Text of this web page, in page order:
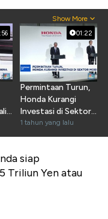
Show More
01:22
Permintaan Turun,
Honda Kurangi
Investasi di Sektor
Mobil Listrik
1 tahun yang lalu
siap
Triliun Yen atau